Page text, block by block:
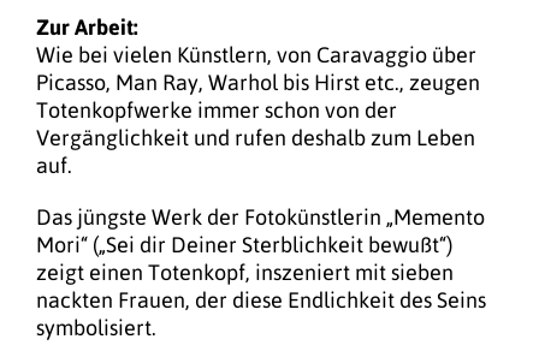
Zur Arbeit:
Wie bei vielen Künstlern, von Caravaggio über
Picasso, Man Ray, Warhol bis Hirst etc., zeugen
Totenkopfwerke immer schon von der
Vergänglichkeit und rufen deshalb zum Leben
auf.
Das jüngste Werk der Fotokünstlerin „Memento
Mori“ („Sei dir Deiner Sterblichkeit bewußt“)
zeigt einen Totenkopf, inszeniert mit sieben
nackten Frauen, der diese Endlichkeit des Seins
symbolisiert.